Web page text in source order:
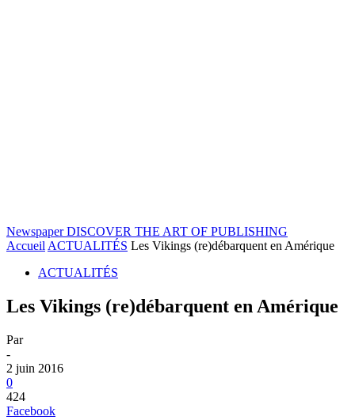
Newspaper DISCOVER THE ART OF PUBLISHING
Accueil ACTUALITÉS Les Vikings (re)débarquent en Amérique
ACTUALITÉS
Les Vikings (re)débarquent en Amérique
Par
-
2 juin 2016
0
424
Facebook